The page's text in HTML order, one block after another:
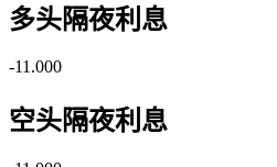
多头隔夜利息
-11.000
空头隔夜利息